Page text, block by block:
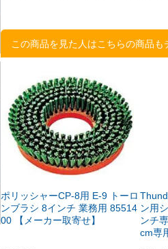
この商品を見た人はこちらの商品も
ポリッシャーCP-8用 E-9 トーロ
ンブラシ 8インチ 業務用 85514
00 【メーカー取寄せ】
ン用
ンチ
cm専